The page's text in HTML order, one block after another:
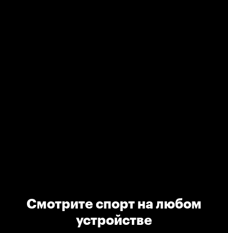
Смотрите спорт на любом
устройстве